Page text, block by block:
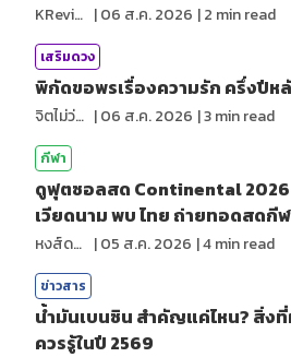
KReview |06 ส.ค. 2026 |2 min read
เสริมดวง
พิกัดขอพรเรื่องความรัก ครึ่งปีห
จิตไม่ว่าง |06 ส.ค. 2026 |3min read
กีฬา
ดูฟุตซอลสด Continental 2026
เวียดนาม พบ ไทย ถ่ายทอดสดกี
หงส์ดรุณ |05 ส.ค. 2026 |4min read
ข่าวสาร
น้ำมันเบนซิน สำคัญแค่ไหน? สิ่งที่
ควรรู้ในปี 2569